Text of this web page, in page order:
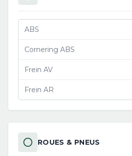
ABS
Cornering ABS
Frein AV
Frein AR
ROUES & PNEUS